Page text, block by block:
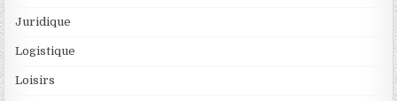
Juridique
Logistique
Loisirs